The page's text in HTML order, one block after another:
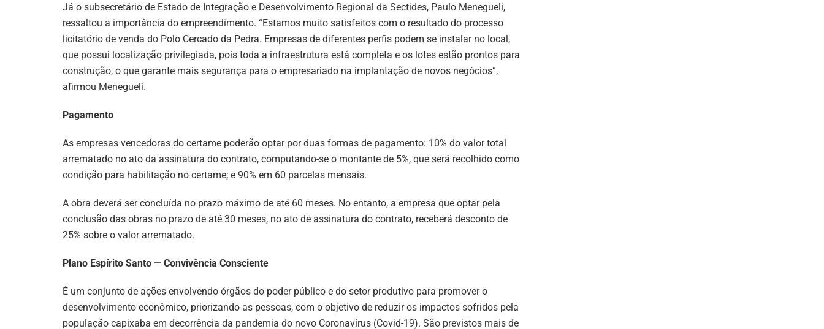
Já o subsecretário de Estado de Integração e Desenvolvimento Regional da Sectides, Paulo Menegueli,
ressaltou a importância do empreendimento. “Estamos muito satisfeitos com o resultado do processo
licitatório de venda do Polo Cercado da Pedra. Empresas de diferentes perfis podem se instalar no local,
que possui localização privilegiada, pois toda a infraestrutura está completa e os lotes estão prontos para
construção, o que garante mais segurança para o empresariado na implantação de novos negócios”,
afirmou Menegueli.
Pagamento
As empresas vencedoras do certame poderão optar por duas formas de pagamento: 10% do valor total
arrematado no ato da assinatura do contrato, computando-se o montante de 5%, que será recolhido como
condição para habilitação no certame; e 90% em 60 parcelas mensais.
A obra deverá ser concluída no prazo máximo de até 60 meses. No entanto, a empresa que optar pela
conclusão das obras no prazo de até 30 meses, no ato de assinatura do contrato, receberá desconto de
25% sobre o valor arrematado.
Plano Espírito Santo — Convivência Consciente
É um conjunto de ações envolvendo órgãos do poder público e do setor produtivo para promover o
desenvolvimento econômico, priorizando as pessoas, com o objetivo de reduzir os impactos sofridos pela
população capixaba em decorrência da pandemia do novo Coronavírus (Covid-19). São previstos mais de